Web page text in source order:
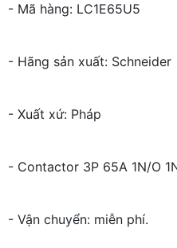
- Mã hàng: LC1E65U5
- Hãng sản xuất: Schneider
- Xuất xứ: Pháp
- Contactor 3P 65A 1N/O
- Vận chuyển: miễn phí.